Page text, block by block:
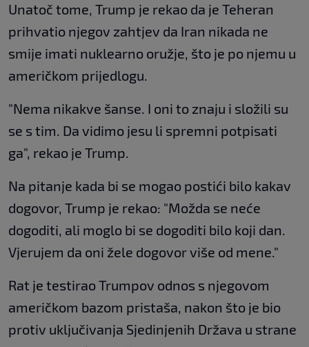
Unatoč tome, Trump je rekao da je Teheran
prihvatio njegov zahtjev da Iran nikada ne
smije imati nuklearno oružje, što je po njemu u
američkom prijedlogu.
"Nema nikakve šanse. I oni to znaju i složili su
se s tim. Da vidimo jesu li spremni potpisati
ga", rekao je Trump.
Na pitanje kada bi se mogao postići bilo kakav
dogovor, Trump je rekao: "Možda se neće
dogoditi, ali moglo bi se dogoditi bilo koji dan.
Vjerujem da oni žele dogovor više od mene."
Rat je testirao Trumpov odnos s njegovom
američkom bazom pristaša, nakon što je bio
protiv uključivanja Sjedinjenih Država u strane